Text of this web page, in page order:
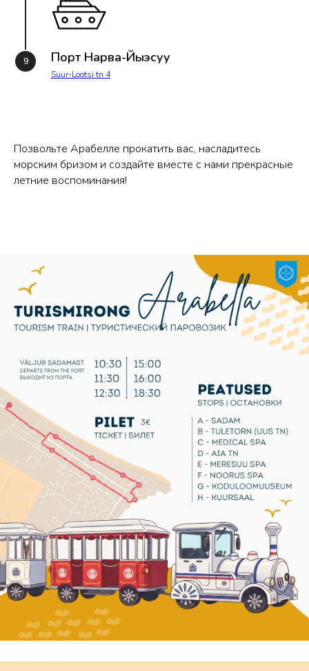
Порт Нарва-Йыэсуу
Suur-Lootsi tn 4
Позвольте Арабелле прокатить вас, насладитесь
морским бризом и создайте вместе с нами прекрасные
летние воспоминания!